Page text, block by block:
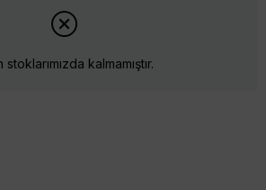
stoklarımızda kalmamıştır.